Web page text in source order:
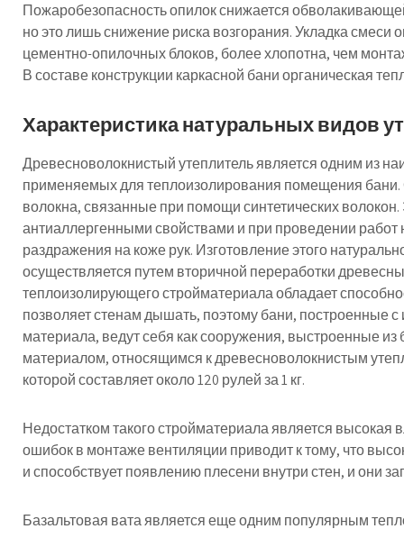
Пожаробезопасность опилок снижается
но это лишь снижение риска возгорания. Укладка смеси
цементно-опилочных блоков, более хлопотна, чем
В составе конструкции каркасной бани органическая
Характеристика натуральных видов
Древесноволокнистый утеплитель является одним из
применяемых для теплоизолирования помещения
волокна, связанные при помощи синтетических
антиаллергенными свойствами и при проведении работ
раздражения на коже рук. Изготовление этого
осуществляется путем вторичной переработки
теплоизолирующего стройматериала обладает
позволяет стенам дышать, поэтому бани, построенные
материала, ведут себя как сооружения, выстроенные
материалом, относящимся к древесноволокнистым
которой составляет около 120 рулей за 1 кг.
Недостатком такого стройматериала является высокая
ошибок в монтаже вентиляции приводит к тому, что
и способствует появлению плесени внутри стен, и они
Базальтовая вата является еще одним популярным